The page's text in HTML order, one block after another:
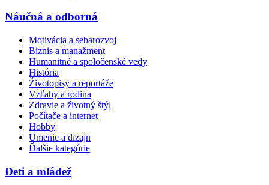
Náučná a odborná
Motivácia a sebarozvoj
Biznis a manažment
Humanitné a spoločenské vedy
História
Životopisy a reportáže
Vzťahy a rodina
Zdravie a životný štýl
Počítače a internet
Hobby
Umenie a dizajn
Ďalšie kategórie
Deti a mládež